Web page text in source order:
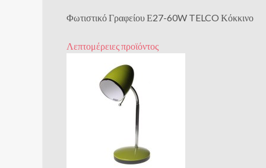
Φωτιστικό Γραφείου Ε27-60W TELCO Κόκκινο
Λεπτομέρειες προϊόντος